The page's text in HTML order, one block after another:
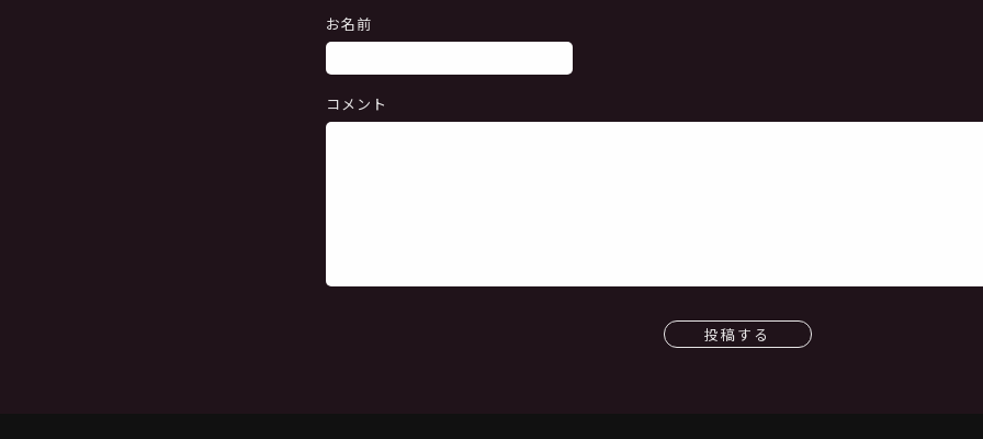
お名前
コメント
投稿する